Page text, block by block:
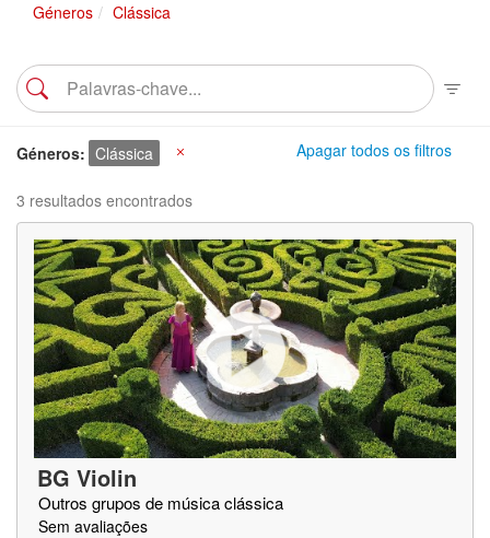
Géneros Clássica
Apagar todos os filtros
Géneros Clássica
3 resultados encontrados
BG Violin
Outros grupos de música clássica
Sem avaliações